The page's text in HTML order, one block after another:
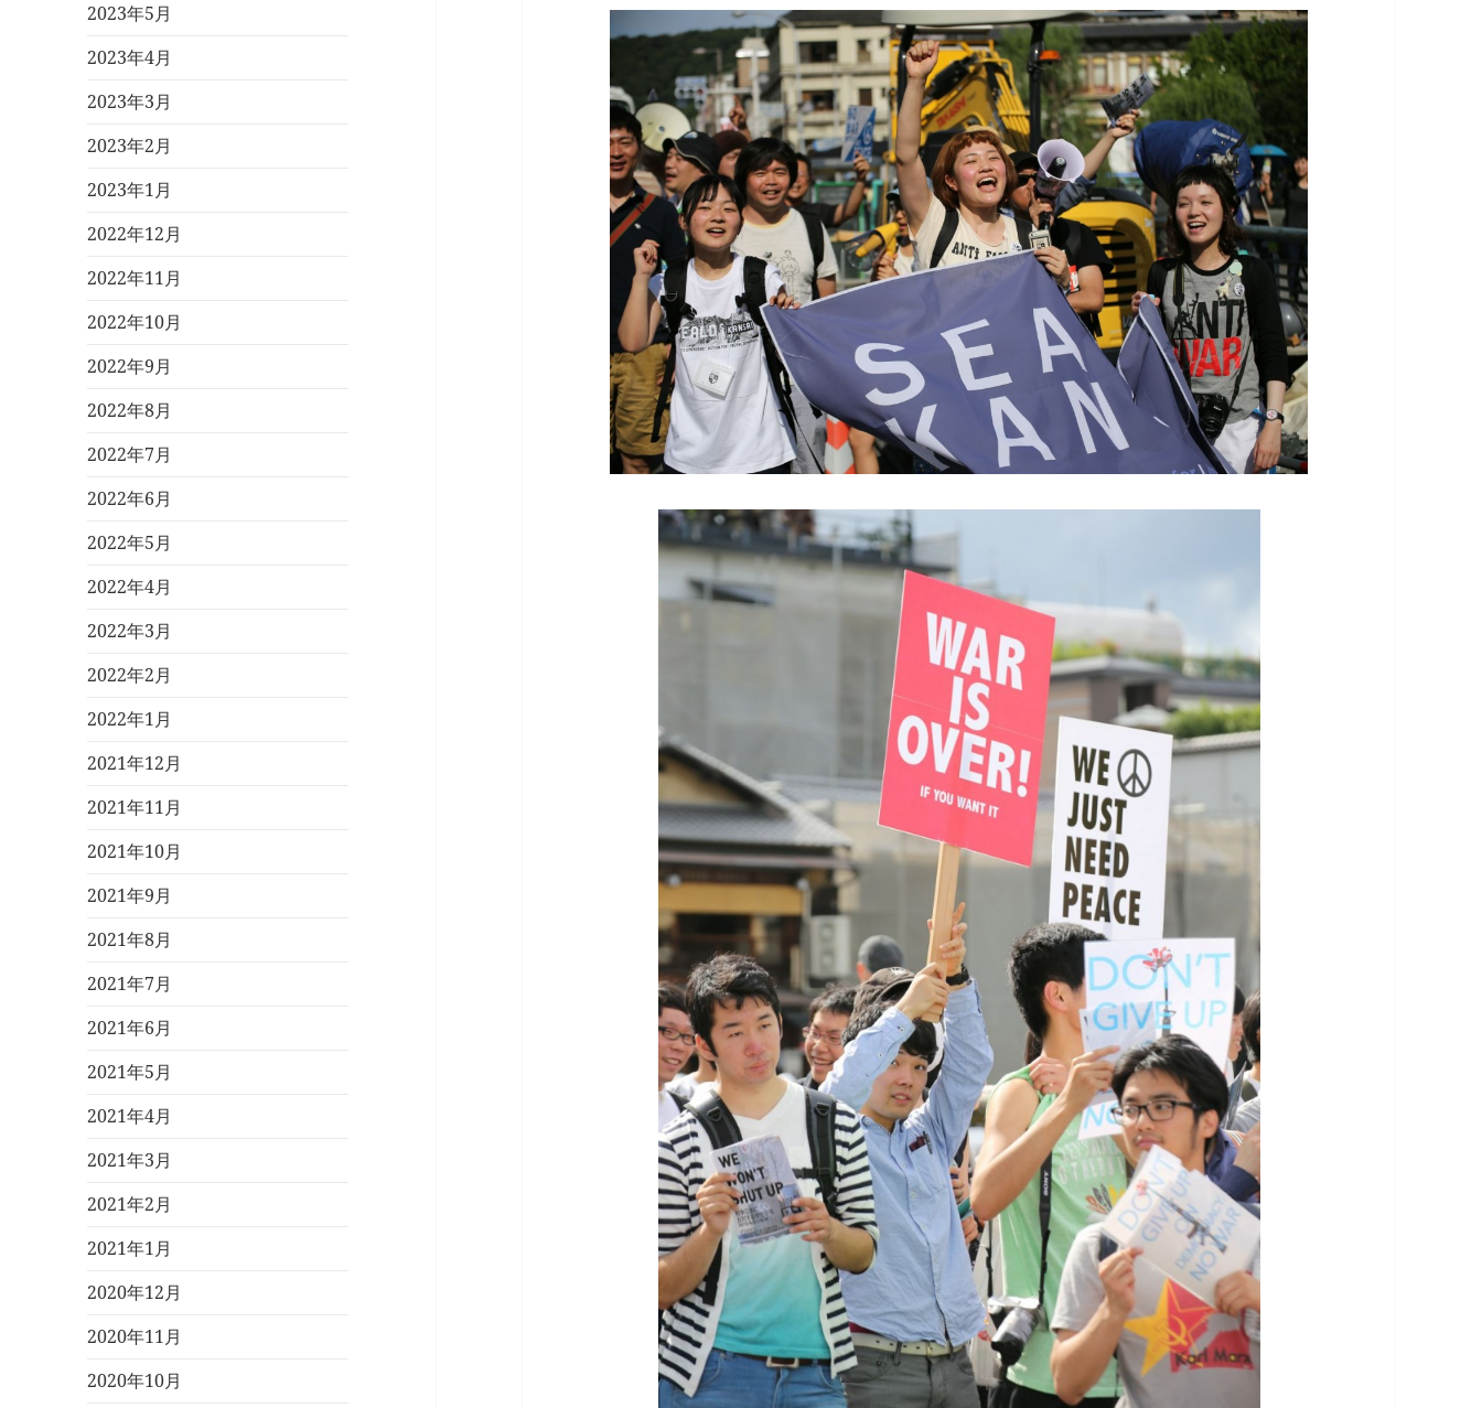
2023年5月
2023年4月
2023年3月
2023年2月
2023年1月
2022年12月
2022年11月
2022年10月
2022年9月
2022年8月
2022年7月
2022年6月
2022年5月
2022年4月
2022年3月
2022年2月
2022年1月
2021年12月
2021年11月
2021年10月
2021年9月
2021年8月
2021年7月
2021年6月
2021年5月
2021年4月
2021年3月
2021年2月
2021年1月
2020年12月
2020年11月
2020年10月